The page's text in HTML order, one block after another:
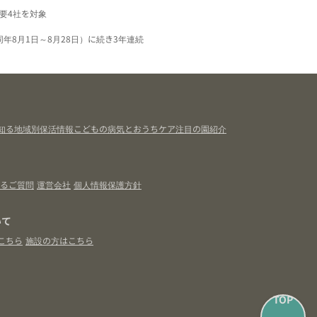
TOP
4社を対象
8月1日～8月28日）に続き3年連続
る地域別保活情報こどもの病気とおうちケア注目の園紹介
ご質問 運営会社 個人情報保護方針
ちら 施設の方はこちら